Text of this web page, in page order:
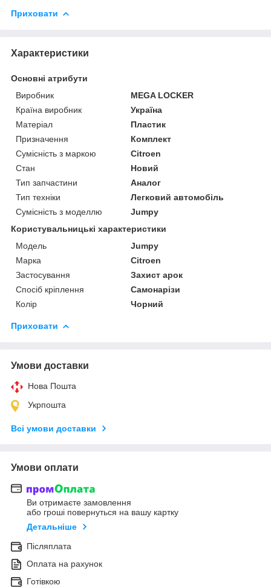
Приховати
Характеристики
Основні атрибути
Виробник
MEGA LOCKER
Країна виробник
Україна
Матеріал
Пластик
Призначення
Комплект
Сумісність з маркою
Citroen
Стан
Новий
Тип запчастини
Аналог
Тип техніки
Легковий автомобіль
Сумісність з моделлю
Jumpy
Користувальницькі характеристики
Мoдель
Jumpy
Марка
Citroen
Застосування
Захист арок
Спосіб кріплення
Самонарізи
Колір
Чорний
Приховати
Умови доставки
Нова Пошта
Укрпошта
Всі умови доставки
Умови оплати
Ви отримаєте замовлення
або гроші повернуться на вашу картку
Детальніше
Післяплата
Оплата на рахунок
Готівкою